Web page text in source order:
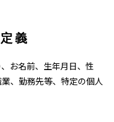
義
お名前、生年月日、性
、勤務先等、特定の個人